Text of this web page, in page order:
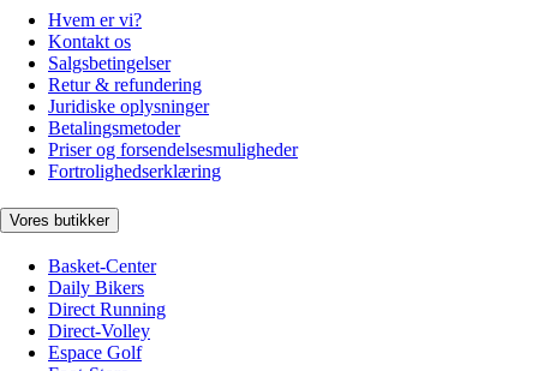
Hvem er vi?
Kontakt os
Salgsbetingelser
Retur & refundering
Juridiske oplysninger
Betalingsmetoder
Priser og forsendelsesmuligheder
Fortrolighedserklæring
Vores butikker
Basket-Center
Daily Bikers
Direct Running
Direct-Volley
Espace Golf